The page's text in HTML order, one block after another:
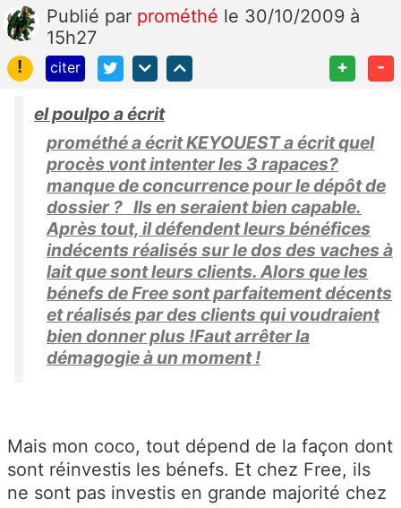
Publié par prométhé le 30/10/2009 à
15h27
!
citer + -
el poulpo a écrit
prométhé a écrit KEYOUEST a écrit quel
procès vont intenter les 3 rapaces?
manque de concurrence pour le dépôt de
dossier ? Ils en seraient bien capable.
Après tout, il défendent leurs bénéfices
indécents réalisés sur le dos des vaches à
lait que sont leurs clients. Alors que les
bénefs de Free sont parfaitement décents
et réalisés par des clients qui voudraient
bien donner plus !Faut arrêter la
démagogie à un moment !
Mais mon coco, tout dépend de la façon dont
sont réinvestis les bénefs. Et chez Free, ils
ne sont pas investis en grande majorité chez